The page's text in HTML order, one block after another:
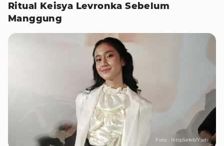
Ritual Keisya Levronka Sebelum
Manggung
Foto : IntipSeleb/Yudi